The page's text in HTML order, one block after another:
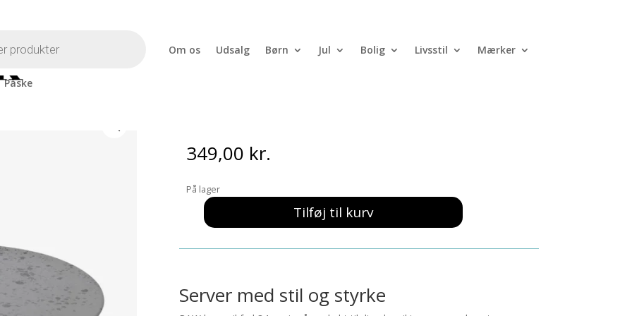
Om os Udsalg Børn Jul Bolig Livsstil Mærker
Påske
cm Grå
349,00 kr.
På lager
RAW
34
antal
Tilføj til kurv
Server med stil og styrke